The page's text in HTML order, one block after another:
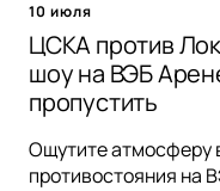
10 июля
ЦСКА против
шоу на ВЭБ
пропустить
Ощутите атмосферу
противостояния на